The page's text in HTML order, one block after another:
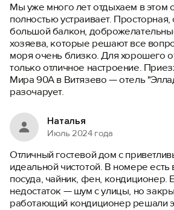
Мы уже много лет отдыхаем в этом
полностью устраивает. Просторная,
большой балкон,
хозяева, которые решают все
моря очень близко. Для хорошего
только отличное настроение.
Мира 90А в Витязево — отель
разочарует.
Наталья
Июль 2024 года
Отличный гостевой дом с
идеальной чистотой. В номере
посуда, чайник, фен, кондиционер.
недостаток — шум с улицы, но
работающий кондиционер решали